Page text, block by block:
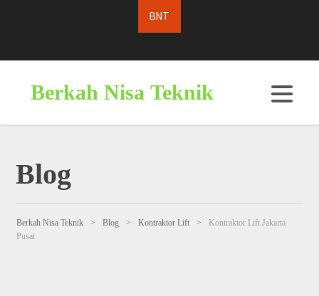
Berkah Nisa Teknik
Blog
Berkah Nisa Teknik > Blog > Kontraktor Lift >
Kontraktor Lift Jakarta
Pusat